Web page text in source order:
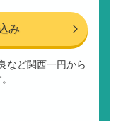
み
など関西一円から